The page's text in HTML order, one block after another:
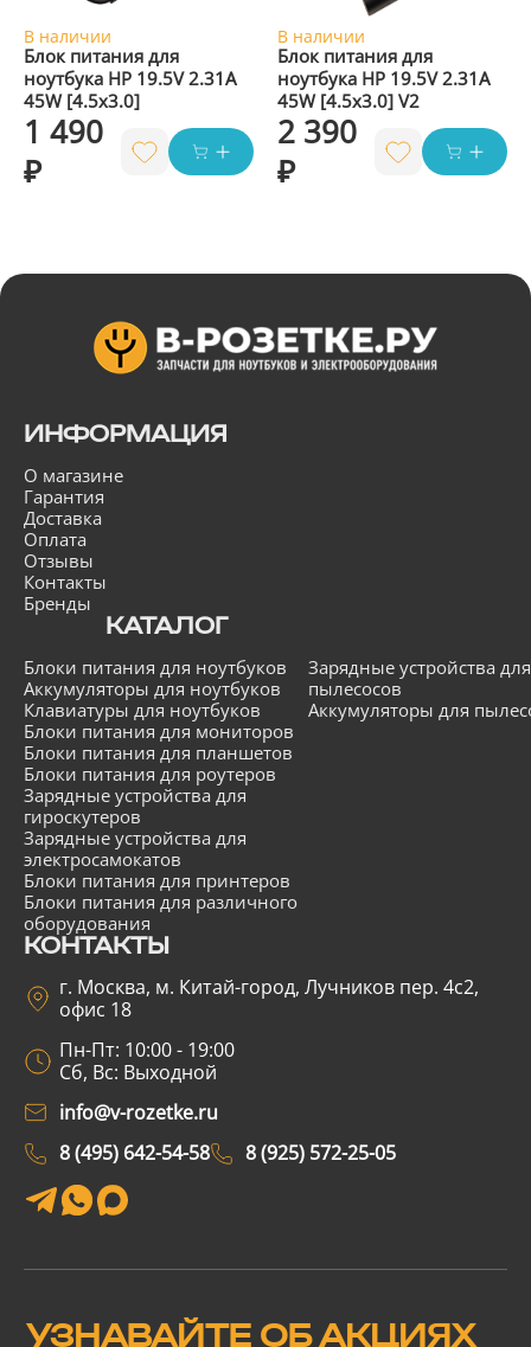
В наличии
Блок питания для
ноутбука HP 19.5V 2.31A
45W [4.5x3.0]
1 490
₽
В наличии
Блок питания для
ноутбука HP 19.5V 2.31A
45W [4.5x3.0] V2
2 390
₽
ИНФОРМАЦИЯ
О магазине
Гарантия
Доставка
Оплата
Отзывы
Контакты
Бренды
КАТАЛОГ
Блоки питания для ноутбуков
Аккумуляторы для ноутбуков
Клавиатуры для ноутбуков
Блоки питания для мониторов
Блоки питания для планшетов
Блоки питания для роутеров
Зарядные устройства для
гироскутеров
Зарядные устройства для
электросамокатов
Блоки питания для принтеров
Блоки питания для различного
оборудования
Зарядные устройства для
пылесосов
Аккумуляторы для
КОНТАКТЫ
г. Москва, м. Китай-город, Лучников пер. 4с2,
офис 18
Пн-Пт: 10:00 - 19:00
Сб, Вс: Выходной
info@v-rozetke.ru
8 (495) 642-54-58
8 (925) 572-25-05
УЗНАВАЙТЕ ОБ АКЦИЯХ